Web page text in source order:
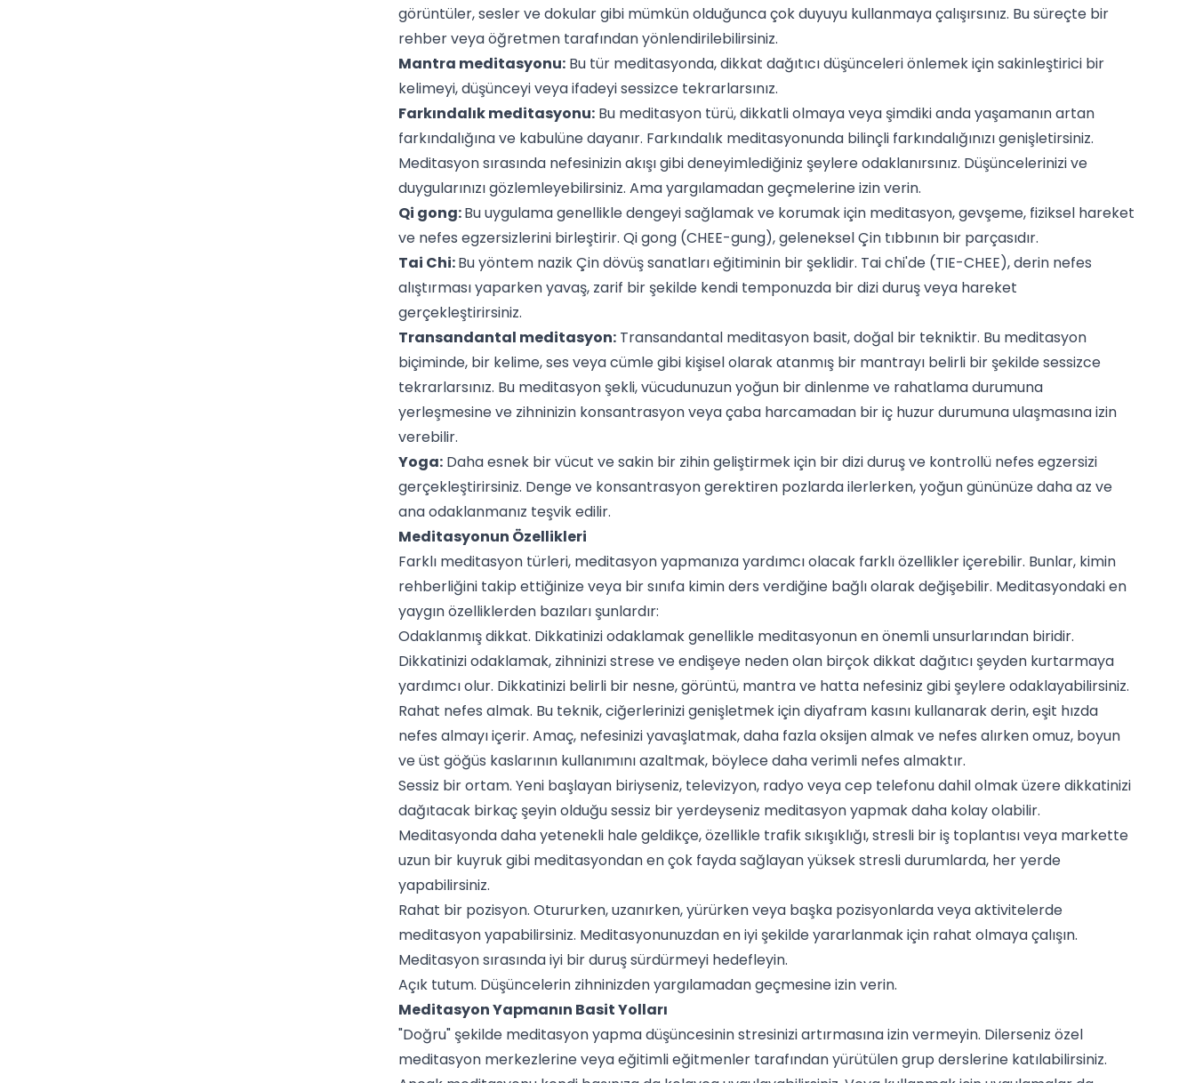
görüntüler, sesler ve dokular gibi mümkün olduğunca çok duyuyu kullanmaya çalışırsınız. Bu süreçte bir
rehber veya öğretmen tarafından yönlendirilebilirsiniz.
Mantra meditasyonu: Bu tür meditasyonda, dikkat dağıtıcı düşünceleri önlemek için sakinleştirici bir
kelimeyi, düşünceyi veya ifadeyi sessizce tekrarlarsınız.
Farkındalık meditasyonu: Bu meditasyon türü, dikkatli olmaya veya şimdiki anda yaşamanın artan
farkındalığına ve kabulüne dayanır. Farkındalık meditasyonunda bilinçli farkındalığınızı genişletirsiniz.
Meditasyon sırasında nefesinizin akışı gibi deneyimlediğiniz şeylere odaklanırsınız. Düşüncelerinizi ve
duygularınızı gözlemleyebilirsiniz. Ama yargılamadan geçmelerine izin verin.
Qi gong:Bu uygulama genellikle dengeyi sağlamak ve korumak için meditasyon, gevşeme, fiziksel hareket
ve nefes egzersizlerini birleştirir. Qi gong (CHEE-gung), geleneksel Çin tıbbının bir parçasıdır.
Tai Chi:Bu yöntem nazik Çin dövüş sanatları eğitiminin bir şeklidir. Tai chi'de (TIE-CHEE), derin nefes
alıştırması yaparken yavaş, zarif bir şekilde kendi temponuzda bir dizi duruş veya hareket
gerçekleştirirsiniz.
Transandantal meditasyon: Transandantal meditasyon basit, doğal bir tekniktir. Bu meditasyon
biçiminde, bir kelime, ses veya cümle gibi kişisel olarak atanmış bir mantrayı belirli bir şekilde sessizce
tekrarlarsınız. Bu meditasyon şekli, vücudunuzun yoğun bir dinlenme ve rahatlama durumuna
yerleşmesine ve zihninizin konsantrasyon veya çaba harcamadan bir iç huzur durumuna ulaşmasına izin
verebilir.
Yoga: Daha esnek bir vücut ve sakin bir zihin geliştirmek için bir dizi duruş ve kontrollü nefes egzersizi
gerçekleştirirsiniz. Denge ve konsantrasyon gerektiren pozlarda ilerlerken, yoğun gününüze daha az ve
ana odaklanmanız teşvik edilir.
Meditasyonun Özellikleri
Farklı meditasyon türleri, meditasyon yapmanıza yardımcı olacak farklı özellikler içerebilir. Bunlar, kimin
rehberliğini takip ettiğinize veya bir sınıfa kimin ders verdiğine bağlı olarak değişebilir. Meditasyondaki en
yaygın özelliklerden bazıları şunlardır:
Odaklanmış dikkat. Dikkatinizi odaklamak genellikle meditasyonun en önemli unsurlarından biridir.
Dikkatinizi odaklamak, zihninizi strese ve endişeye neden olan birçok dikkat dağıtıcı şeyden kurtarmaya
yardımcı olur. Dikkatinizi belirli bir nesne, görüntü, mantra ve hatta nefesiniz gibi şeylere odaklayabilirsiniz.
Rahat nefes almak. Bu teknik, ciğerlerinizi genişletmek için diyafram kasını kullanarak derin, eşit hızda
nefes almayı içerir. Amaç, nefesinizi yavaşlatmak, daha fazla oksijen almak ve nefes alırken omuz, boyun
ve üst göğüs kaslarının kullanımını azaltmak, böylece daha verimli nefes almaktır.
Sessiz bir ortam. Yeni başlayan biriyseniz, televizyon, radyo veya cep telefonu dahil olmak üzere dikkatinizi
dağıtacak birkaç şeyin olduğu sessiz bir yerdeyseniz meditasyon yapmak daha kolay olabilir.
Meditasyonda daha yetenekli hale geldikçe, özellikle trafik sıkışıklığı, stresli bir iş toplantısı veya markette
uzun bir kuyruk gibi meditasyondan en çok fayda sağlayan yüksek stresli durumlarda, her yerde
yapabilirsiniz.
Rahat bir pozisyon. Otururken, uzanırken, yürürken veya başka pozisyonlarda veya aktivitelerde
meditasyon yapabilirsiniz. Meditasyonunuzdan en iyi şekilde yararlanmak için rahat olmaya çalışın.
Meditasyon sırasında iyi bir duruş sürdürmeyi hedefleyin.
Açık tutum. Düşüncelerin zihninizden yargılamadan geçmesine izin verin.
Meditasyon Yapmanın Basit Yolları
"Doğru" şekilde meditasyon yapma düşüncesinin stresinizi artırmasına izin vermeyin. Dilerseniz özel
meditasyon merkezlerine veya eğitimli eğitmenler tarafından yürütülen grup derslerine katılabilirsiniz.